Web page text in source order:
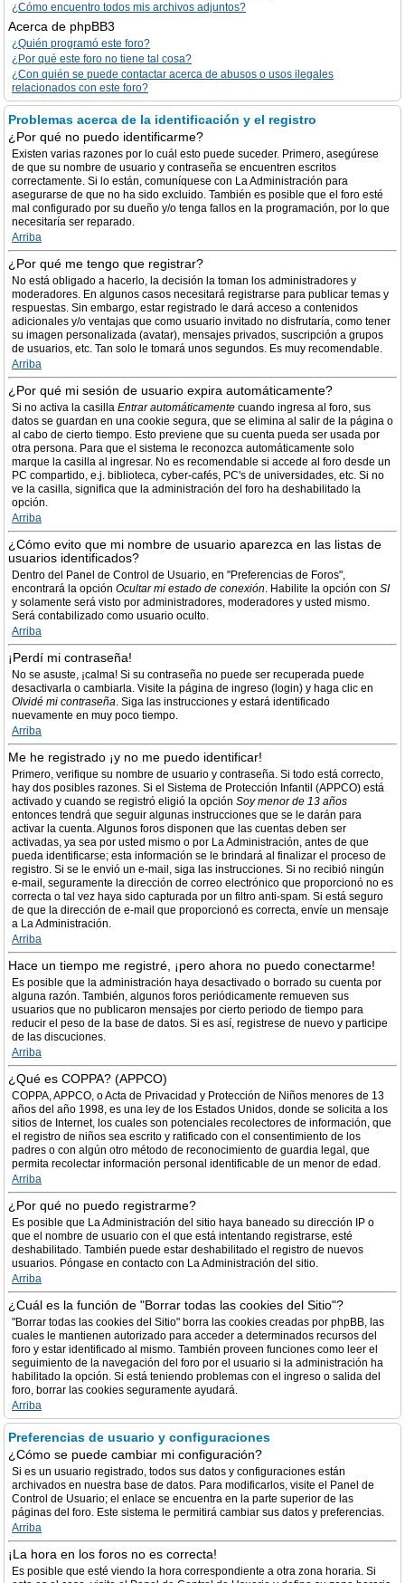
¿Cómo encuentro todos mis archivos adjuntos?
Acerca de phpBB3
¿Quién programó este foro?
¿Por qué este foro no tiene tal cosa?
¿Con quién se puede contactar acerca de abusos o usos ilegales
relacionados con este foro?
Problemas acerca de la identificación y el registro
¿Por qué no puedo identificarme?
Existen varias razones por lo cuál esto puede suceder. Primero, asegúrese
de que su nombre de usuario y contraseña se encuentren escritos
correctamente. Si lo están, comuníquese con La Administración para
asegurarse de que no ha sido excluido. También es posible que el foro esté
mal configurado por su dueño y/o tenga fallos en la programación, por lo que
necesitaría ser reparado.
Arriba
¿Por qué me tengo que registrar?
No está obligado a hacerlo, la decisión la toman los administradores y
moderadores. En algunos casos necesitará registrarse para publicar temas y
respuestas. Sin embargo, estar registrado le dará acceso a contenidos
adicionales y/o ventajas que como usuario invitado no disfrutaría, como tener
su imagen personalizada (avatar), mensajes privados, suscripción a grupos
de usuarios, etc. Tan solo le tomará unos segundos. Es muy recomendable.
Arriba
¿Por qué mi sesión de usuario expira automáticamente?
Si no activa la casilla Entrar automáticamente cuando ingresa al foro, sus
datos se guardan en una cookie segura, que se elimina al salir de la página o
al cabo de cierto tiempo. Esto previene que su cuenta pueda ser usada por
otra persona. Para que el sistema le reconozca automáticamente solo
marque la casilla al ingresar. No es recomendable si accede al foro desde un
PC compartido, e.j. biblioteca, cyber-cafés, PC's de universidades, etc. Si no
ve la casilla, significa que la administración del foro ha deshabilitado la
opción.
Arriba
¿Cómo evito que mi nombre de usuario aparezca en las listas de
usuarios identificados?
Dentro del Panel de Control de Usuario, en "Preferencias de Foros",
encontrará la opción Ocultar mi estado de conexión. Habilite la opción con SI
y solamente será visto por administradores, moderadores y usted mismo.
Será contabilizado como usuario oculto.
Arriba
¡Perdí mi contraseña!
No se asuste, ¡calma! Si su contraseña no puede ser recuperada puede
desactivarla o cambiarla. Visite la página de ingreso (login) y haga clic en
Olvidé mi contraseña. Siga las instrucciones y estará identificado
nuevamente en muy poco tiempo.
Arriba
Me he registrado ¡y no me puedo identificar!
Primero, verifique su nombre de usuario y contraseña. Si todo está correcto,
hay dos posibles razones. Si el Sistema de Protección Infantil (APPCO) está
activado y cuando se registró eligió la opción Soy menor de 13 años
entonces tendrá que seguir algunas instrucciones que se le darán para
activar la cuenta. Algunos foros disponen que las cuentas deben ser
activadas, ya sea por usted mismo o por La Administración, antes de que
pueda identificarse; esta información se le brindará al finalizar el proceso de
registro. Si se le envió un e-mail, siga las instrucciones. Si no recibió ningún
e-mail, seguramente la dirección de correo electrónico que proporcionó no es
correcta o tal vez haya sido capturada por un filtro anti-spam. Si está seguro
de que la dirección de e-mail que proporcionó es correcta, envíe un mensaje
a La Administración.
Arriba
Hace un tiempo me registré, ¡pero ahora no puedo conectarme!
Es posible que la administración haya desactivado o borrado su cuenta por
alguna razón. También, algunos foros periódicamente remueven sus
usuarios que no publicaron mensajes por cierto periodo de tiempo para
reducir el peso de la base de datos. Si es así, registrese de nuevo y participe
de las discuciones.
Arriba
¿Qué es COPPA? (APPCO)
COPPA, APPCO, o Acta de Privacidad y Protección de Niños menores de 13
años del año 1998, es una ley de los Estados Unidos, donde se solicita a los
sitios de Internet, los cuales son potenciales recolectores de información, que
el registro de niños sea escrito y ratificado con el consentimiento de los
padres o con algún otro método de reconocimiento de guardia legal, que
permita recolectar información personal identificable de un menor de edad.
Arriba
¿Por qué no puedo registrarme?
Es posible que La Administración del sitio haya baneado su dirección IP o
que el nombre de usuario con el que está intentando registrarse, esté
deshabilitado. También puede estar deshabilitado el registro de nuevos
usuarios. Póngase en contacto con La Administración del sitio.
Arriba
¿Cuál es la función de "Borrar todas las cookies del Sitio"?
"Borrar todas las cookies del Sitio" borra las cookies creadas por phpBB, las
cuales le mantienen autorizado para acceder a determinados recursos del
foro y estar identificado al mismo. También proveen funciones como leer el
seguimiento de la navegación del foro por el usuario si la administración ha
habilitado la opción. Si está teniendo problemas con el ingreso o salida del
foro, borrar las cookies seguramente ayudará.
Arriba
Preferencias de usuario y configuraciones
¿Cómo se puede cambiar mi configuración?
Si es un usuario registrado, todos sus datos y configuraciones están
archivados en nuestra base de datos. Para modificarlos, visite el Panel de
Control de Usuario; el enlace se encuentra en la parte superior de las
páginas del foro. Este sistema le permitirá cambiar sus datos y preferencias.
Arriba
¡La hora en los foros no es correcta!
Es posible que esté viendo la hora correspondiente a otra zona horaria. Si